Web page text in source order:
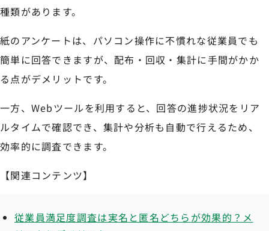
種類があります。
紙のアンケートは、パソコン操作に不慣れな従業員でも
簡単に回答できますが、配布・回収・集計に手間がかか
る点がデメリットです。
一方、Webツールを利用すると、回答の進捗状況をリア
ルタイムで確認でき、集計や分析も自動で行えるため、
効率的に調査できます。
【関連コンテンツ】
従業員満足度調査は実名と匿名どちらが効果的？メ